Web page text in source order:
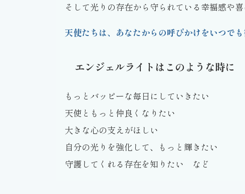
そして光りの存在から守られている幸福感や
天使たちは、あなたからの呼びかけをいつでも
エンジェルライトはこのような時に
もっとバッピーな毎日にしていきたい
天使ともっと仲良くなりたい
大きな心の支えがほしい
自分の光りを強化して、もっと輝きたい
守護してくれる存在を知りたい など